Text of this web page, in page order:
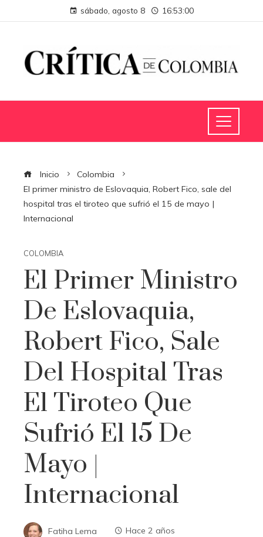
sábado, agosto 8 16:53:00
Inicio
Colombia
El primer ministro de Eslovaquia, Robert Fico, sale del
hospital tras el tiroteo que sufrió el 15 de mayo |
Internacional
COLOMBIA
El Primer Ministro
De Eslovaquia,
Robert Fico, Sale
Del Hospital Tras
El Tiroteo Que
Sufrió El 15 De
Mayo |
Internacional
Fatiha Lema Hace 2 años